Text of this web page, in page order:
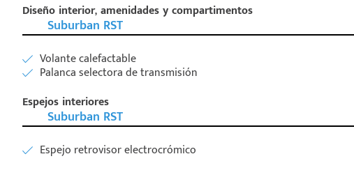
Diseño interior, amenidades y compartimentos
Suburban RST
Volante calefactable
Palanca selectora de transmisión
Espejos interiores
Suburban RST
Espejo retrovisor electrocrómico